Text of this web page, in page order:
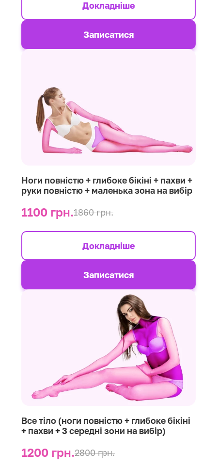
Докладніше
Записатися
Ноги повністю + глибоке бікіні + пахви +
руки повністю + маленька зона на вибір
1100 грн.1860 грн.
Докладніше
Записатися
Все тіло (ноги повністю + глибоке бікіні
+ пахви + 3 середні зони на вибір)
1200 грн.2800 грн.